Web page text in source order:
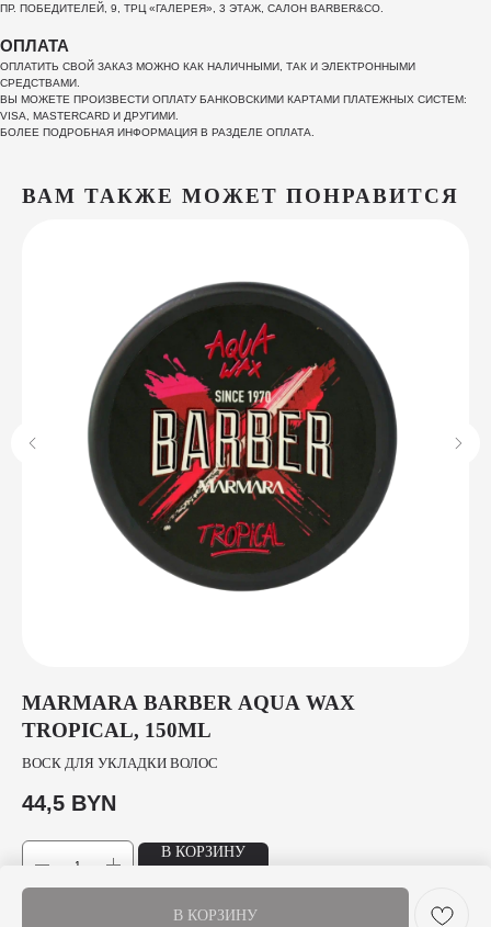
В КОРЗИНУ
ПР. ПОБЕДИТЕЛЕЙ, 9, ТРЦ «ГАЛЕРЕЯ», 3 ЭТАЖ, САЛОН BARBER&CO.
ОПЛАТА
ОПЛАТИТЬ СВОЙ ЗАКАЗ МОЖНО КАК НАЛИЧНЫМИ, ТАК И ЭЛЕКТРОННЫМИ
СРЕДСТВАМИ.
ВЫ МОЖЕТЕ ПРОИЗВЕСТИ ОПЛАТУ БАНКОВСКИМИ КАРТАМИ ПЛАТЕЖНЫХ СИСТЕМ:
VISA, MASTERCARD И ДРУГИМИ.
БОЛЕЕ ПОДРОБНАЯ ИНФОРМАЦИЯ В РАЗДЕЛЕ ОПЛАТА.
ВАМ ТАКЖЕ МОЖЕТ ПОНРАВИТСЯ
MARMARA BARBER AQUA WAX
TROPICAL, 150ML
ВОСК ДЛЯ УКЛАДКИ ВОЛОС
44,5 BYN
В КОРЗИНУ